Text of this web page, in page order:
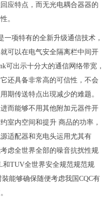
应特点，而无光电耦合器器的
。
一项特有的全新升级通信技术，
可以在电气安全隔离栏中间开
可出示十分大的通信网络带宽，
还具备非常高的可信性，不会
期传送特点出現减少的难题。
而能够不用其他附加元器件开
室内空间和提升 商品的功率，
适配器和充电头运用尤其有
虑全世界全部的噪音抗扰性规
TUV全世界安全规范规范规
能够确保随便考虑我国CQC有